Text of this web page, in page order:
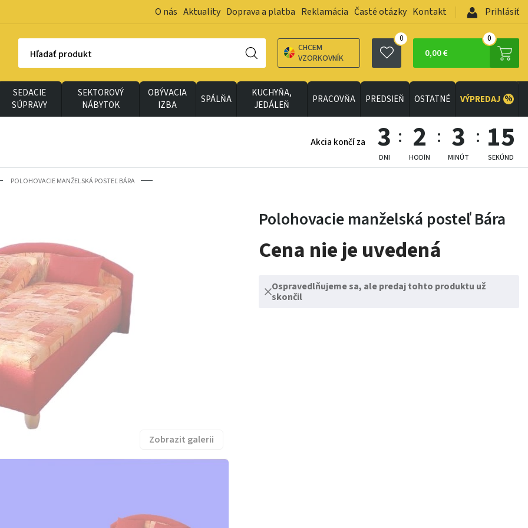
O nás Aktuality Doprava a platba Reklamácia Časté otázky Kontakt Prihlásiť
Hľadať produkt
CHCEM
VZORKOVNÍK
0
0,00 €
0
SEDACIE
SÚPRAVY
SEKTOROVÝ
NÁBYTOK
OBÝVACIA
IZBA
SPÁLŇA
KUCHYŇA,
JEDÁLEŇ
PRACOVŇA PREDSIEŇ OSTATNÉ VÝPREDAJ %
Akcia končí za 3
DNI
2
HODÍN
3
MINÚT
12
SEKÚND
POLOHOVACIE MANŽELSKÁ POSTEĽ BÁRA
Polohovacie manželská posteľ Bára
Cena nie je uvedená
Ospravedlňujeme sa, ale predaj tohto produktu už
skončil
Zobrazit galerii